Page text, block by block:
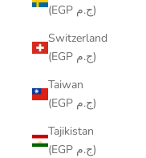
(EGP ج.م)
Switzerland
(EGP ج.م)
Taiwan
(EGP ج.م)
Tajikistan
(EGP ج.م)